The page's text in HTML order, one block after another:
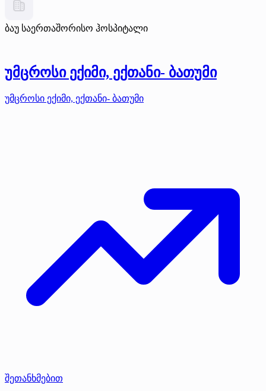
ბაუ საერთაშორისო ჰოსპიტალი
უმცროსი ექიმი, ექთანი- ბათუმი
უმცროსი ექიმი, ექთანი- ბათუმი
შეთანხმებით